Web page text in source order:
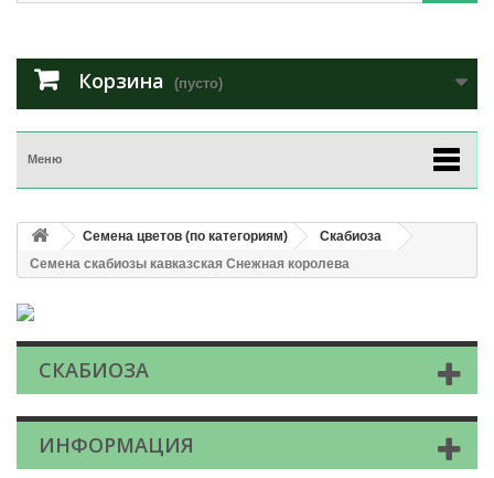
Корзина (пусто)
Меню
Семена цветов (по категориям)
Скабиоза
Семена скабиозы кавказская Снежная королева
СКАБИОЗА
ИНФОРМАЦИЯ